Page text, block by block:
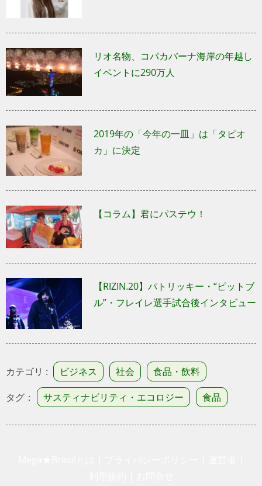
リオ名物、コパカバーナ海岸の年越し
イベントに290万人
2019年の「今年の一皿」は「タピオ
カ」に決定
【コラム】君にパステウ！
【RIZIN.20】パトリッキー・“ピットブ
ル”・フレイレ選手試合後インタビュー
カテゴリ : ビジネス 社会 食品・飲料
タグ： サスティナビリティ・エコロジー 食品